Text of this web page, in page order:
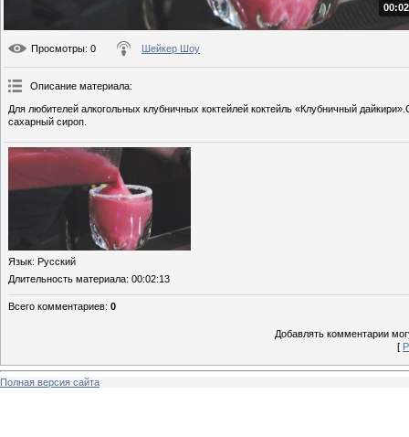
Просмотры: 0 Шейкер Шоу
Описание материала:
Для любителей алкогольных клубничных коктейлей коктейль «Клубничный
сахарный сироп.
Язык: Русский
Длительность материала: 00:02:13
Всего комментариев: 0
Добавлять комментарии
[
Полная версия сайта